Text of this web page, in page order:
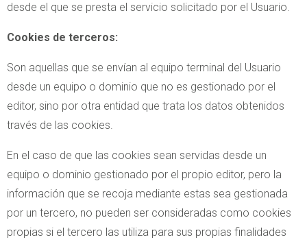
desde el que se presta el servicio solicitado por el Usuario.
Cookies de terceros:
Son aquellas que se envían al equipo terminal del Usuario
desde un equipo o dominio que no es gestionado por el
editor, sino por otra entidad que trata los datos obtenidos
través de las cookies.
En el caso de que las cookies sean servidas desde un
equipo o dominio gestionado por el propio editor, pero la
información que se recoja mediante estas sea gestionada
por un tercero, no pueden ser consideradas como cookies
propias si el tercero las utiliza para sus propias finalidades